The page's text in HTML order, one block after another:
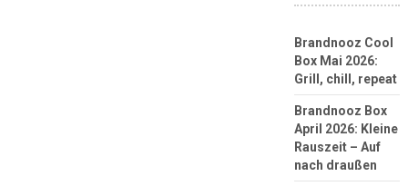
Brandnooz Cool
Box Mai 2026:
Grill, chill, repeat
Brandnooz Box
April 2026: Kleine
Rauszeit – Auf
nach draußen